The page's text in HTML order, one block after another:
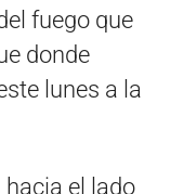
fuego que
donde
lunes a la
hacia el lado